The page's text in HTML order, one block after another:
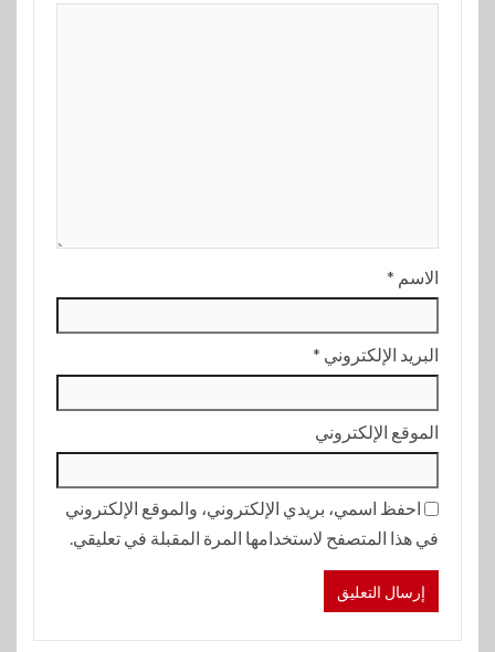
الاسم *
البريد الإلكتروني *
الموقع الإلكتروني
احفظ اسمي، بريدي الإلكتروني، والموقع الإلكتروني
في هذا المتصفح لاستخدامها المرة المقبلة في تعليقي.